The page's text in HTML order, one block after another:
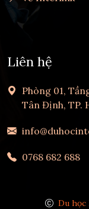
Liên hệ
Phòng 01,
Tân Định, TP.
0768 682 688
Du